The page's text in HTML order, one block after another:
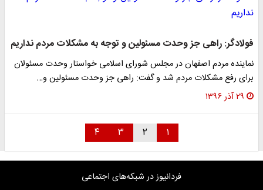
فولادگر: راهی جز وحدت مسئولین و توجه به مشکلات مردم نداریم
نماینده مردم اصفهان در مجلس شورای اسلامی خواستار وحدت مسئولان
برای رفع مشکلات مردم شد و گفت: راهی جز وحدت مسئولین و…
۲۹ آذر ۱۳۹۶
۱ ۲ ۳ ۴
فردانیوز در شبکه‌های اجتماعی